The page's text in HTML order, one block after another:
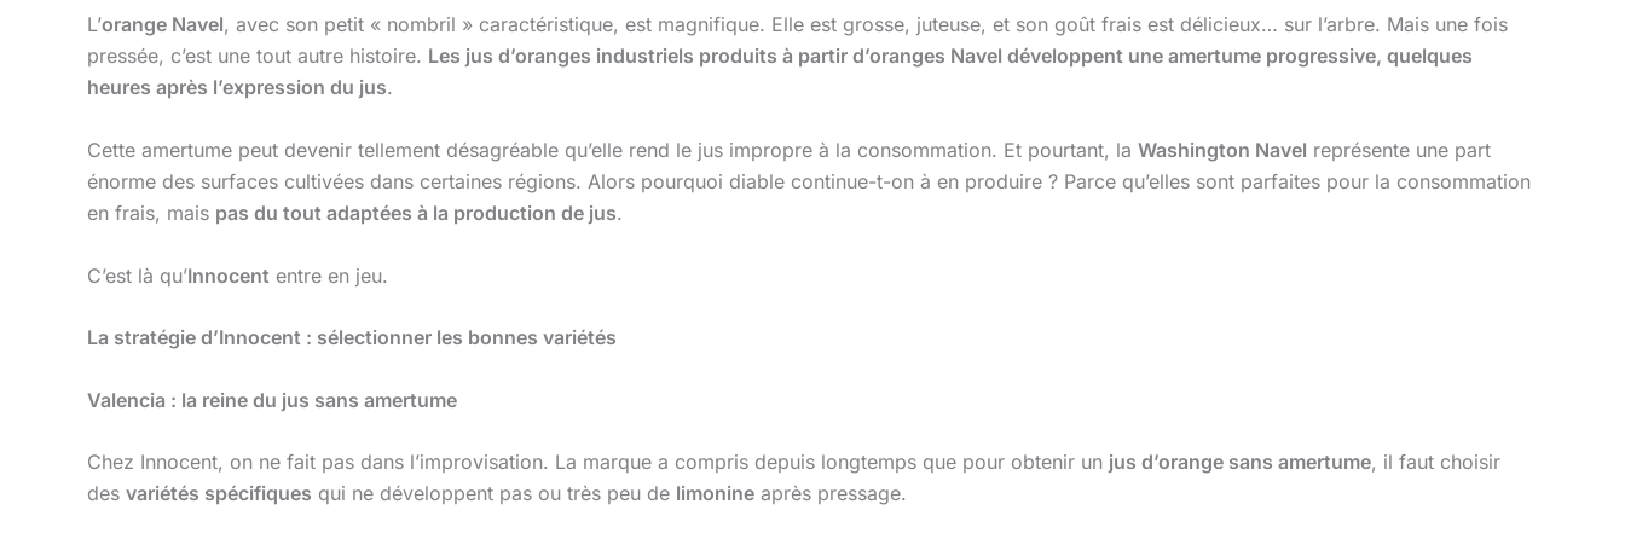
L’orange Navel, avec son petit « nombril » caractéristique, est magnifique. Elle est grosse, juteuse, et son goût frais est délicieux… sur l’arbre. Mais une fois
pressée, c’est une tout autre histoire. Les jus d’oranges industriels produits à partir d’oranges Navel développent une amertume progressive, quelques
heures après l’expression du jus.
Cette amertume peut devenir tellement désagréable qu’elle rend le jus impropre à la consommation. Et pourtant, la Washington Navel représente une part
énorme des surfaces cultivées dans certaines régions. Alors pourquoi diable continue-t-on à en produire ? Parce qu’elles sont parfaites pour la consommation
en frais, mais pas du tout adaptées à la production de jus.
C’est là qu’Innocent entre en jeu.
La stratégie d’Innocent : sélectionner les bonnes variétés
Valencia : la reine du jus sans amertume
Chez Innocent, on ne fait pas dans l’improvisation. La marque a compris depuis longtemps que pour obtenir un jus d’orange sans amertume, il faut choisir
des variétés spécifiques qui ne développent pas ou très peu de limonine après pressage.